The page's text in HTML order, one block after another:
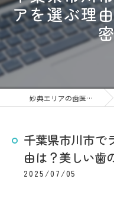
アを選ぶ理
妙典エリアの歯医者なら妙典歯科Nクリニック
千葉県市川市で
由は？美しい歯
2025/07/05